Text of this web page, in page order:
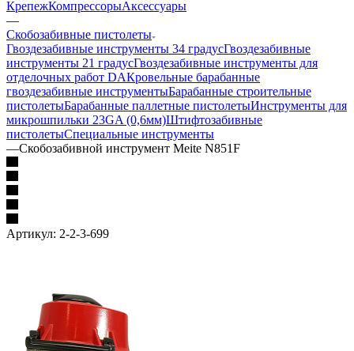
КрепежКомпрессорыАксессуары
—
Скобозабивные пистолеты
Гвоздезабивные инструменты 34 градусГвоздезабивные
инструменты 21 градусГвоздезабивные инструменты для
отделочных работ DAКровельные барабанные
гвоздезабивные инструментыБарабанные строительные
пистолетыБарабанные паллетные пистолетыИнструменты для
микрошпильки 23GA (0,6мм)Штифтозабивные
пистолетыСпециальные инструменты
—Скобозабивной инструмент Meite N851F
Артикул: 2-2-3-699